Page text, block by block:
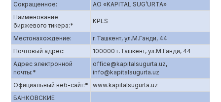
Сокращенное:
АО «KAPITAL SUG’URTA»
Наименование
биржевого тикера:*
KPLS
Местонахождение:
г.Ташкент, ул.М.Ганди, 44
Почтовый адрес:
100000 г.Ташкент, ул.М.Ганди, 44
Адрес электронной
почты:*
offiсe@kapitalsugurta.uz,
info@kapitalsugurta.uz
Официальный веб-сайт:*
www.kapitalsugurta.uz
БАНКОВСКИЕ